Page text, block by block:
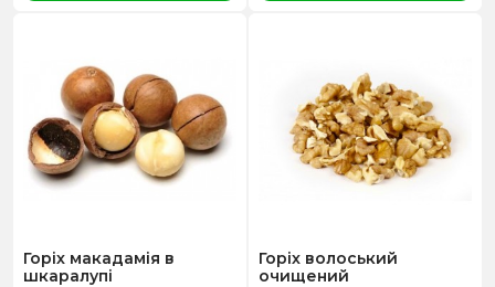
Горіх макадамія в
шкаралупі
Горіх волоський
очищений